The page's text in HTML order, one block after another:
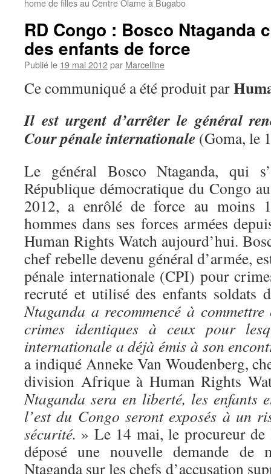
home de filles au Centre Olame à Bugabo
RD Congo : Bosco Ntaganda
des enfants de force
Publié le 19 mai 2012par Marcelline
Ce communiqué a été produit par
Il est urgent d’arrêter le général
Cour pénale internationale (Goma, le
Le général Bosco Ntaganda, qui
République démocratique du Congo
2012, a enrôlé de force au moins
hommes dans ses forces armées
Human Rights Watch aujourd’hui.
chef rebelle devenu général d’armée,
pénale internationale (CPI) pour
recruté et utilisé des enfants soldats
Ntaganda a recommencé à
crimes identiques à ceux pour
internationale a déjà émis à son
a indiqué Anneke Van Woudenberg,
division Afrique à Human Rights
Ntaganda sera en liberté, les enfants
l’est du Congo seront exposés à un
sécurité. » Le 14 mai, le procureur
déposé une nouvelle demande de
Ntaganda sur les chefs d’accusation